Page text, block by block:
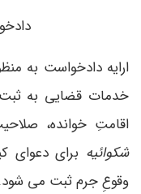
ارایه دادخواست به
خدمات قضایی به
اقامتِ خوانده،
شکوائیه برای دعوای
وقوعِ جرم ثبت می ­شود.